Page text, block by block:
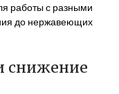
работы с разными
до нержавеющих
снижение